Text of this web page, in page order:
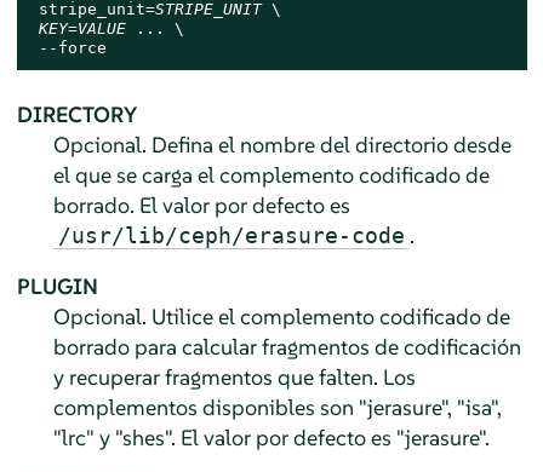
stripe_unit=STRIPE_UNIT \
KEY=VALUE ... \
--force
DIRECTORY
Opcional. Defina el nombre del directorio desde
el que se carga el complemento codificado de
borrado. El valor por defecto es
/usr/lib/ceph/erasure-code .
PLUGIN
Opcional. Utilice el complemento codificado de
borrado para calcular fragmentos de codificación
y recuperar fragmentos que falten. Los
complementos disponibles son "jerasure", "isa",
"lrc" y "shes". El valor por defecto es "jerasure".